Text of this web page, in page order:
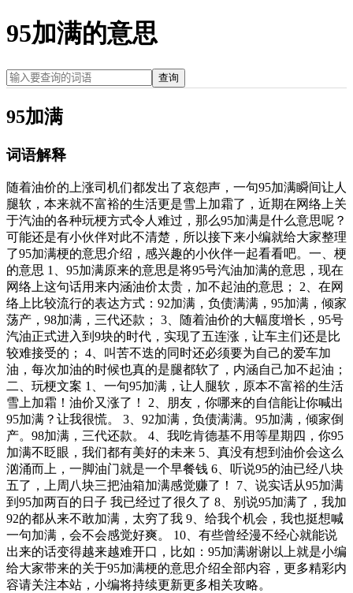
95加满的意思
查询
95加满
词语解释
随着油价的上涨司机们都发出了哀怨声，一句95加满瞬间让人
腿软，本来就不富裕的生活更是雪上加霜了，近期在网络上关
于汽油的各种玩梗方式令人难过，那么95加满是什么意思呢？
可能还是有小伙伴对此不清楚，所以接下来小编就给大家整理
了95加满梗的意思介绍，感兴趣的小伙伴一起看看吧。一、梗
的意思 1、95加满原来的意思是将95号汽油加满的意思，现在
网络上这句话用来内涵油价太贵，加不起油的意思； 2、在网
络上比较流行的表达方式：92加满，负债满满，95加满，倾家
荡产，98加满，三代还款； 3、随着油价的大幅度增长，95号
汽油正式进入到9块的时代，实现了五连涨，让车主们还是比
较难接受的； 4、叫苦不迭的同时还必须要为自己的爱车加
油，每次加油的时候也真的是腿都软了，内涵自己加不起油；
二、玩梗文案 1、一句95加满，让人腿软，原本不富裕的生活
雪上加霜！油价又涨了！ 2、朋友，你哪来的自信能让你喊出
95加满？让我很慌。 3、92加满，负债满满。95加满，倾家倒
产。98加满，三代还款。 4、我吃肯德基不用等星期四，你95
加满不眨眼，我们都有美好的未来 5、真没有想到油价会这么
汹涌而上，一脚油门就是一个早餐钱 6、听说95的油已经八块
五了，上周八块三把油箱加满感觉赚了！ 7、说实话从95加满
到95加两百的日子 我已经过了很久了 8、别说95加满了，我加
92的都从来不敢加满，太穷了我 9、给我个机会，我也挺想喊
一句加满，会不会感觉好爽。 10、有些曾经漫不经心就能说
出来的话变得越来越难开口，比如：95加满谢谢以上就是小编
给大家带来的关于95加满梗的意思介绍全部内容，更多精彩内
容请关注本站，小编将持续更新更多相关攻略。